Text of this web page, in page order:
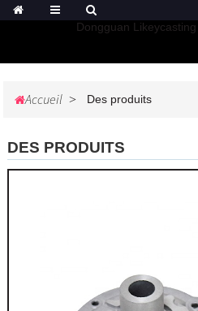
Dongguan
Accueil Des produits
DES PRODUITS